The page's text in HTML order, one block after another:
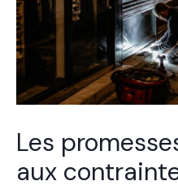
Les
aux